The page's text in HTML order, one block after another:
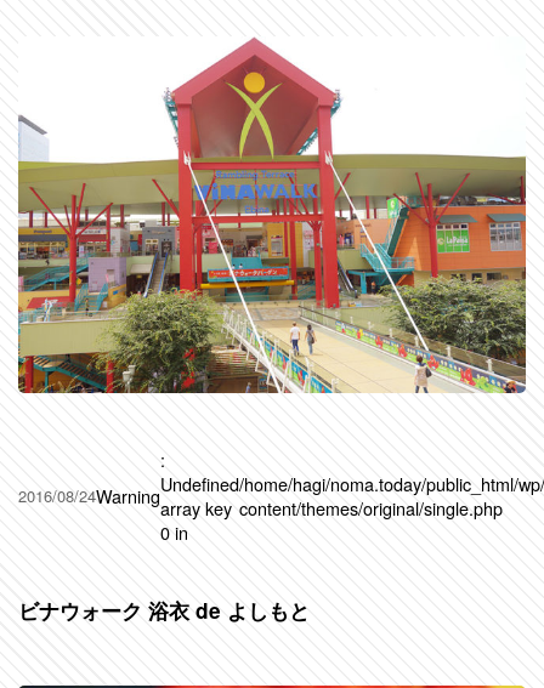
2016/08/24Warning
:
Undefined
array key
0 in
/home/hagi/noma.today/public_html/
content/themes/original/single.php
ビナウォーク 浴衣 de よしもと